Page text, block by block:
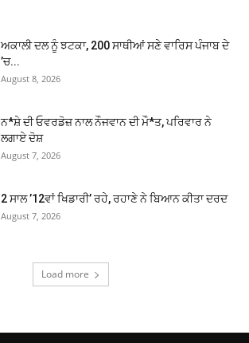
ਅਕਾਲੀ ਦਲ ਨੂੰ ਝਟਕਾ, 200 ਸਾਥੀਆਂ ਸਣੇ ਵਾਰਿਸ ਪੰਜਾਬ ਦੇ
’ਚ...
August 8, 2026
ਨ*ਸ਼ੇ ਦੀ ਓਵਰਡੋਜ਼ ਨਾਲ ਨੌਜਵਾਨ ਦੀ ਮੌ*ਤ, ਪਰਿਵਾਰ ਨੇ
ਲਗਾਏ ਦੋਸ਼
August 7, 2026
2 ਸਾਲ ’12ਵਾਂ ਖਿਡਾਰੀ’ ਰਹੇ, ਰਹਾਣੇ ਨੇ ਬਿਆਨ ਕੀਤਾ ਦਰਦ
August 7, 2026
Load more